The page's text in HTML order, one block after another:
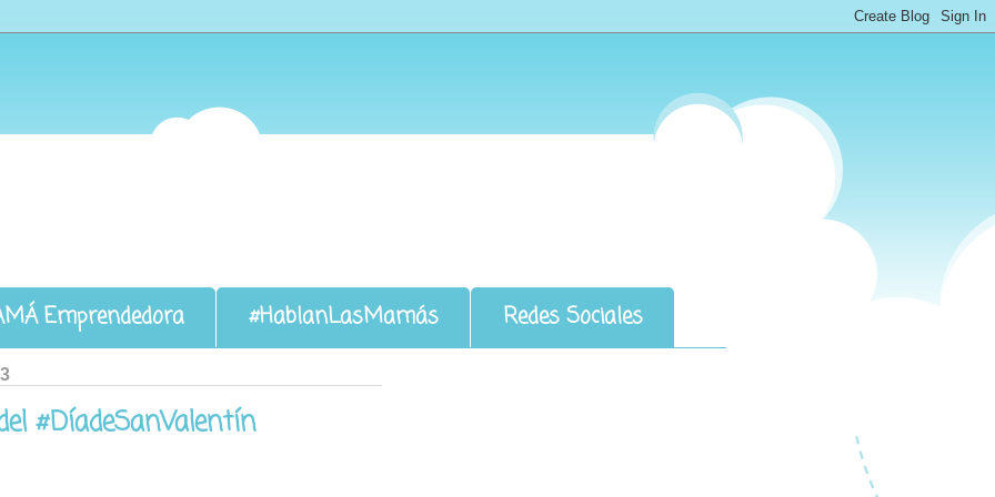
Emprendedora #HablanLasMamás Redes Sociales
#DíadeSanValentín